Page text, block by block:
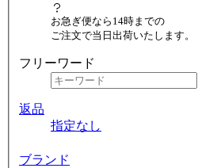
お急ぎ便なら14時までの
ご注文で当日出荷いたします。
フリーワード
返品
指定なし
ブランド